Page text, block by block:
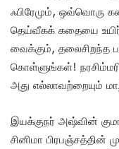
ஃபிரேமும், ஒவ்வொரு
தெய்வீகக் கதையை
வைக்கும், தலைசிறந்த
கொள்ளுங்கள்!
அது எல்லாவற்றையும்
இயக்குநர் அஷ்வின்
சினிமா பிரபஞ்சத்தின்